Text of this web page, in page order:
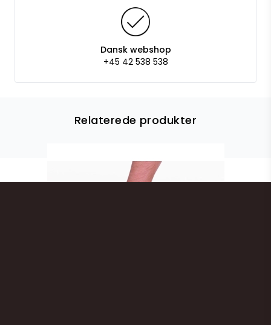
Dansk webshop
+45 42 538 538
Relaterede produkter